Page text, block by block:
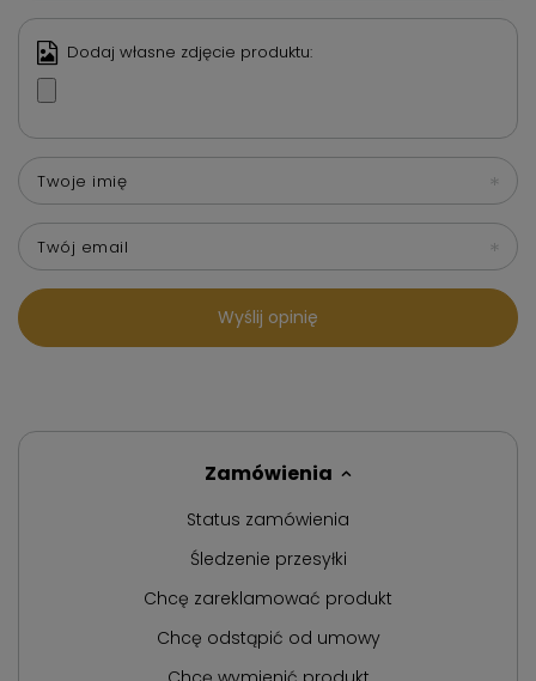
Dodaj własne zdjęcie produktu:
Twoje imię
Twój email
Wyślij opinię
Zamówienia
Status zamówienia
Śledzenie przesyłki
Chcę zareklamować produkt
Chcę odstąpić od umowy